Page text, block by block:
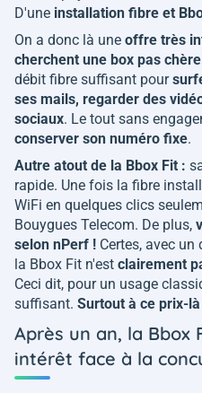
D'une installation fibre et
On a donc là une offre très
cherchent une box pas
débit fibre suffisant pour
ses mails, regarder des
sociaux. Le tout sans
conserver son numéro fixe.
Autre atout de la Bbox Fit :
rapide. Une fois la fibre
WiFi en quelques clics
Bouygues Telecom. De plus,
selon nPerf ! Certes, avec
la Bbox Fit n'est clairement
Ceci dit, pour un usage
suffisant. Surtout à ce prix-
Après un an, la Bbox
intérêt face à la